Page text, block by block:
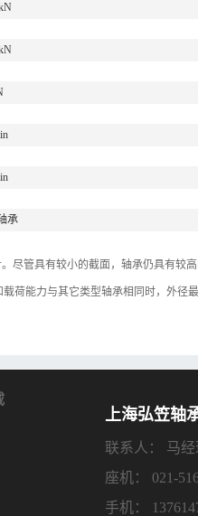
承
尽管具有较小的截面，轴承仍具有较
荷能力与其它类型轴承相同时，外径
上海弘笠轴
联系人： 马经
座机： 021-
手机：